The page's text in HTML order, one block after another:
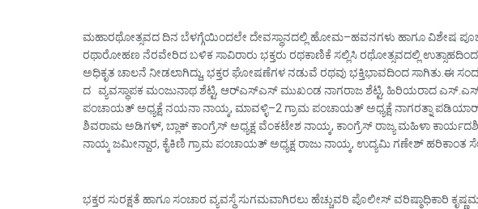
ಮಹಾರಥೋತ್ಸವದ ದಿನ ಬೆಳಗ್ಗೆಯಿಂದಲೇ ದೇವಸ್ಥಾನದಲ್ಲಿ ಹೋಮ–ಹವನಗಳು ಹಾಗೂ ವಿಶೇಷ
ರಥಾರೋಹಣ ನೆರವೇರಿದ ಬಳಿಕ ಸಾವಿರಾರು ಭಕ್ತರು ರಥಕಾಣಿಕೆ ಸಲ್ಲಿಸಿ ರಥೋತ್ಸವದಲ್ಲಿ
ಅಧಿಕೃತ ಚಾಲನೆ ನೀಡಲಾಗಿದ್ದು, ಭಕ್ತರ ಘೋಷಣೆಗಳ ನಡುವೆ ರಥವು ಭಕ್ತಿಭಾವದಿಂದ ಸಾಗಿತು.ಈ
ದ ವ್ಯವಸ್ಥಾಪಕ ಮಂಜುನಾಥ ಶೆಟ್ಟಿ, ಆರ್‌ಎಸ್‌ಎಸ್ ಮುಖಂಡ ನಾಗರಾಜ ಶೆಟ್ಟಿ, ಹಿರಿಯರಾದ
ಪಂಚಾಯತ್ ಅಧ್ಯಕ್ಷೆ ನಯನಾ ನಾಯ್ಕ, ಮಾವಳ್ಳಿ–2 ಗ್ರಾಮ ಪಂಚಾಯತ್ ಅಧ್ಯಕ್ಷೆ ನಾಗರತ್ನಾ
ಶಿವರಾಮ ಅಡಿಗಳ್, ಬ್ಲಾಕ್ ಕಾಂಗ್ರೆಸ್ ಅಧ್ಯಕ್ಷ ವೆಂಕಟೇಶ ನಾಯ್ಕ, ಕಾಂಗ್ರೆಸ್ ರಾಜ್ಯ ಮಹಿಳಾ ಕಾರ್ಯದರ್ಶಿ
ನಾಯ್ಕ ಜಮೀನ್ದಾರ, ಕೈಕಿಣಿ ಗ್ರಾಮ ಪಂಚಾಯತ್ ಅಧ್ಯಕ್ಷ ರಾಜು ನಾಯ್ಕ, ಉದ್ಯಮಿ ಗಣೇಶ್ ಹರಿಕಾಂತ
ಭಕ್ತರ ಸುರಕ್ಷತೆ ಹಾಗೂ ಸಂಚಾರ ವ್ಯವಸ್ಥೆ ಸುಗಮವಾಗಿರಲು ಹೆಚ್ಚುವರಿ ಪೊಲೀಸ್ ವರಿಷ್ಠಾಧಿಕಾರಿ